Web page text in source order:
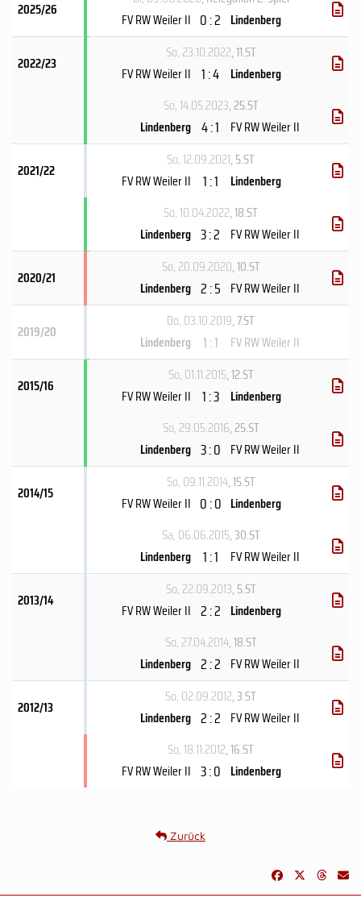
2025/26
FV RW Weiler II 0 : 2 Lindenberg
2022/23
So, 23.10.2022, 11.ST
FV RW Weiler II 1 : 4 Lindenberg
So, 14.05.2023, 25.ST
Lindenberg 4 : 1 FV RW Weiler II
2021/22
So, 12.09.2021, 5.ST
FV RW Weiler II
1 : 1
Lindenberg
So, 10.04.2022, 18.ST
Lindenberg 3 : 2 FV RW Weiler II
2020/21
So, 20.09.2020, 10.ST
Lindenberg 2 : 5 FV RW Weiler II
2019/20
Do, 03.10.2019, 7.ST
Lindenberg
1 : 1 FV RW Weiler II
2015/16
So, 01.11.2015, 12.ST
FV RW Weiler II 1 : 3
Lindenberg
So, 29.05.2016, 25.ST
Lindenberg 3 : 0 FV RW Weiler II
2014/15
So, 09.11.2014, 15.ST
FV RW Weiler II 0 : 0 Lindenberg
Sa, 06.06.2015, 30.ST
Lindenberg 1 : 1 FV RW Weiler II
2013/14
So, 22.09.2013, 5.ST
FV RW Weiler II 2 : 2 Lindenberg
So, 27.04.2014, 18.ST
Lindenberg 2 : 2 FV RW Weiler II
2012/13
So, 02.09.2012, 3.ST
Lindenberg 2 : 2 FV RW Weiler II
So, 18.11.2012, 16.ST
FV RW Weiler II 3 : 0 Lindenberg
Zurück